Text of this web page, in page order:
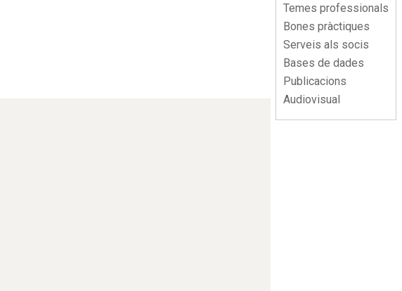
Menu
lateral
Temes professionals
Bones pràctiques
Serveis als socis
Bases de dades
Publicacions
Audiovisual